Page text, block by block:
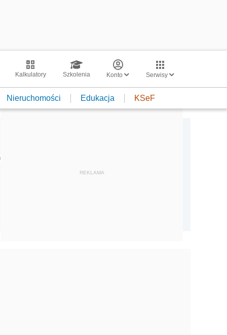
Kalkulatory Szkolenia Konto Serwisy
Nieruchomości Edukacja KSeF
REKLAMA